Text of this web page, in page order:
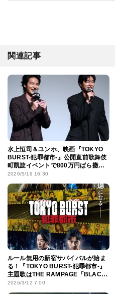
関連記事
水上恒司＆ユンホ、映画『TOKYO
BURST-犯罪都市-』公開直前歌舞伎
町凱旋イベントで800万円ばら撒き
シーンを再現し笑顔！
2026/5/19 16:30
ルール無用の新宿サバイバルが始ま
る！『TOKYO BURST-犯罪都市-』
主題歌はTHE RAMPAGE「BLACK
TOKYO」に決定
2026/3/12 7:00